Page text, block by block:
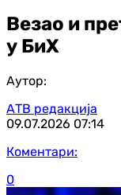
Везао и
у БиХ
Аутор:
АТВ редакција
09.07.2026 07:14
Коментари:
0